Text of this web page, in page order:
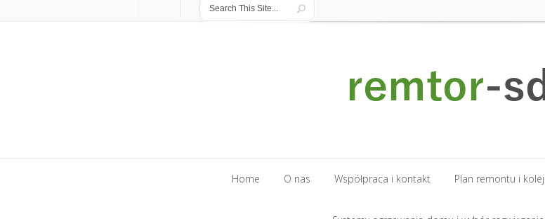
Systemy ogrzewania domu i wybór rozwiązania
Home O nas Współpraca i kontakt Plan remontu i